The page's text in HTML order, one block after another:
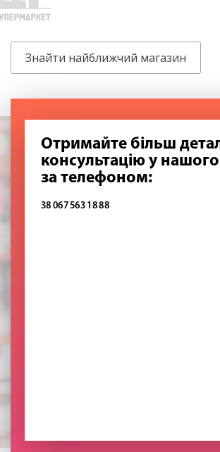
Знайти найближчий магазин
Отримайте більш
консультацію у
за телефоном:
38 067 563 18 88